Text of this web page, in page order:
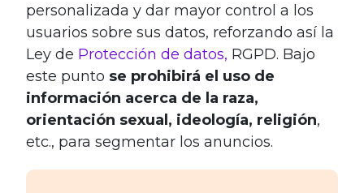
personalizada y dar mayor control a los
usuarios sobre sus datos, reforzando así la
Ley de Protección de datos, RGPD. Bajo
este punto se prohibirá el uso de
información acerca de la raza,
orientación sexual, ideología, religión,
etc., para segmentar los anuncios.